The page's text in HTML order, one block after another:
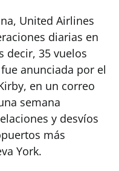
United Airlines
diarias en
decir, 35 vuelos
anunciada por el
en un correo
semana
y desvíos
más
York.